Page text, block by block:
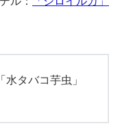
タバコ芋虫」